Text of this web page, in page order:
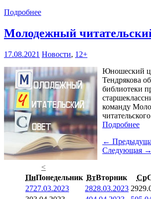
Подробнее
Молодежный
17.08.2021 Новости, 12+
Юношеский
Тендрякова
библиотеки
команду
Подробнее
←
Следующая →
<
ПнПонедельник ВтВторник Ср
2727.03.2023 2828.03.2023 29